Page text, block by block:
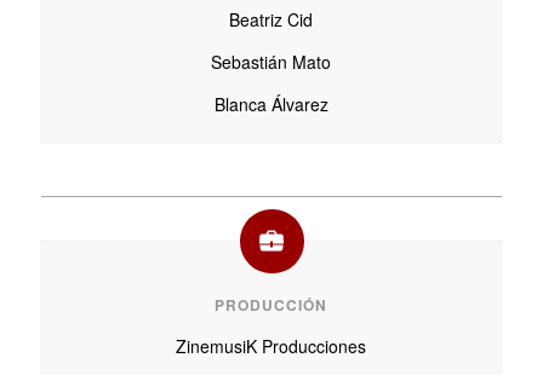
Beatriz Cid
Sebastián Mato
Blanca Álvarez
PRODUCCIÓN
ZinemusiK Producciones